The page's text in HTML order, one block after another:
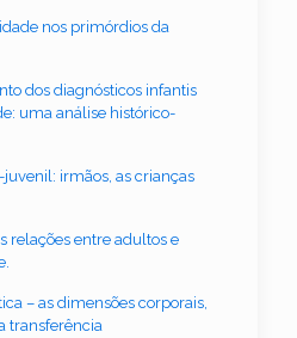
nos primórdios da
dos diagnósticos infantis
uma análise histórico-
irmãos, as crianças
relações entre adultos e
– as dimensões corporais,
transferência